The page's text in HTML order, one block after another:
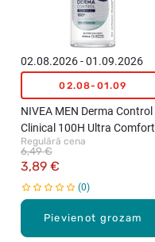
Pievienot grozam
02.08.2026 - 01.09.2026
02.08-01.09
NIVEA MEN Derma Control
Clinical 100H Ultra Comfort
rullīša antiperspirants
vīriešiem, 50ml
Regulārā cena
3,89 €
6,49 €
0